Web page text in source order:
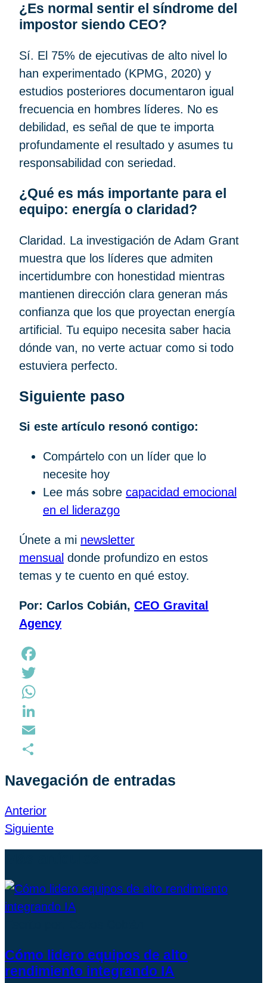
¿Es normal sentir el síndrome del
impostor siendo CEO?
Sí. El 75% de ejecutivas de alto nivel lo
han experimentado (KPMG, 2020) y
estudios posteriores documentaron igual
frecuencia en hombres líderes. No es
debilidad, es señal de que te importa
profundamente el resultado y asumes tu
responsabilidad con seriedad.
¿Qué es más importante para el
equipo: energía o claridad?
Claridad. La investigación de Adam Grant
muestra que los líderes que admiten
incertidumbre con honestidad mientras
mantienen dirección clara generan más
confianza que los que proyectan energía
artificial. Tu equipo necesita saber hacia
dónde van, no verte actuar como si todo
estuviera perfecto.
Siguiente paso
Si este artículo resonó contigo:
Compártelo con un líder que lo
necesite hoy
Lee más sobre capacidad emocional
en el liderazgo
Únete a mi newsletter
mensual donde profundizo en estos
temas y te cuento en qué estoy.
Por: Carlos Cobián, CEO Gravital
Agency
Facebook
Twitter
WhatsApp
LinkedIn
Email
Navegación de entradas
Anterior
Siguiente
Cómo lidero equipos de alto
rendimiento integrando IA